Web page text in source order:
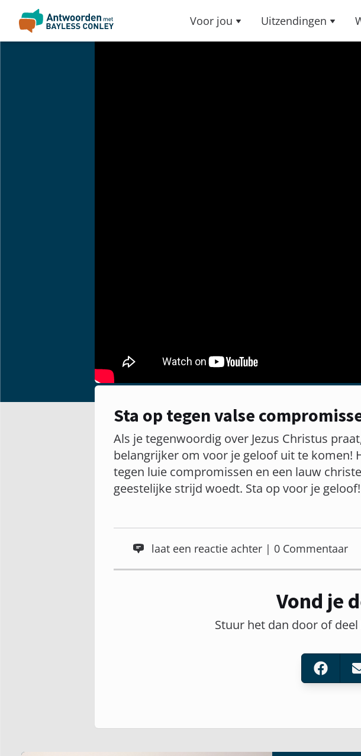
Voor jou Uitzendingen
Sta op tegen valse
Als je tegenwoordig over Jezus Christus
belangrijker om voor je geloof uit te komen!
tegen luie compromissen en een lauw
geestelijke strijd woedt. Sta op voor je geloof!
laat een reactie achter | 0 Commentaar
Vond je
Stuur het dan door of